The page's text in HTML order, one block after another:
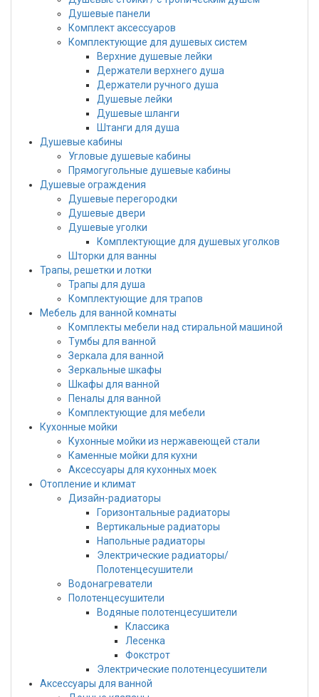
Душевые панели
Комплект аксессуаров
Комплектующие для душевых систем
Верхние душевые лейки
Держатели верхнего душа
Держатели ручного душа
Душевые лейки
Душевые шланги
Штанги для душа
Душевые кабины
Угловые душевые кабины
Прямогугольные душевые кабины
Душевые ограждения
Душевые перегородки
Душевые двери
Душевые уголки
Комплектующие для душевых уголков
Шторки для ванны
Трапы, решетки и лотки
Трапы для душа
Комплектующие для трапов
Мебель для ванной комнаты
Комплекты мебели над стиральной машиной
Тумбы для ванной
Зеркала для ванной
Зеркальные шкафы
Шкафы для ванной
Пеналы для ванной
Комплектующие для мебели
Кухонные мойки
Кухонные мойки из нержавеющей стали
Каменные мойки для кухни
Аксессуары для кухонных моек
Отопление и климат
Дизайн-радиаторы
Горизонтальные радиаторы
Вертикальные радиаторы
Напольные радиаторы
Электрические радиаторы/
Полотенцесушители
Водонагреватели
Полотенцесушители
Водяные полотенцесушители
Классика
Лесенка
Фокстрот
Электрические полотенцесушители
Аксессуары для ванной